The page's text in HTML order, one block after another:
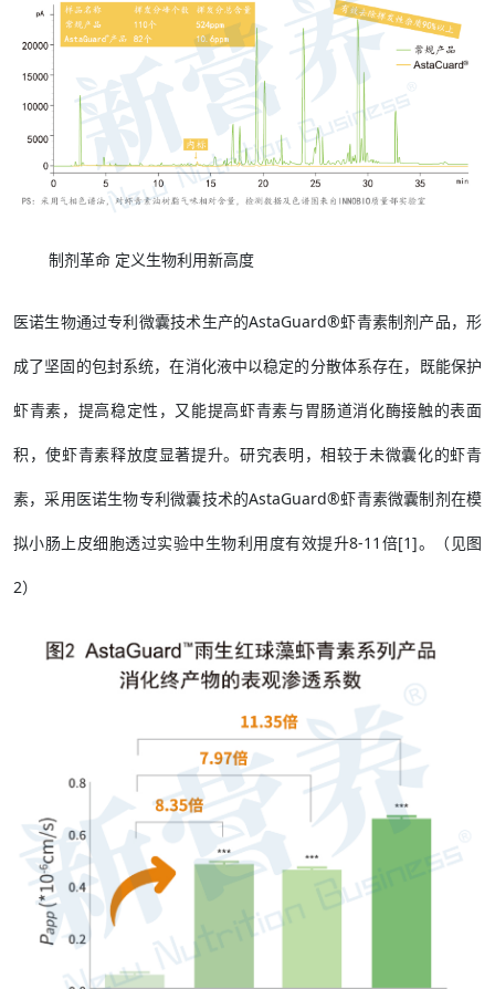
制剂革命 定义生物利用新高度
医诺生物通过专利微囊技术生产的AstaGuard®虾青素制剂产品，形
成了坚固的包封系统，在消化液中以稳定的分散体系存在，既能保护
虾青素，提高稳定性，又能提高虾青素与胃肠道消化酶接触的表面
积，使虾青素释放度显著提升。研究表明，相较于未微囊化的虾青
素，采用医诺生物专利微囊技术的AstaGuard®虾青素微囊制剂在模
拟小肠上皮细胞透过实验中生物利用度有效提升8-11倍[1]。（见图
2）